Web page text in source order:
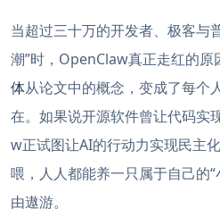
当超过三十万的开发者、极客与
潮”时，OpenClaw真正走红的原
体从论文中的概念，变成了每个
在。如果说开源软件曾让代码实
w正试图让AI的行动力实现民主
喂，人人都能养一只属于自己的
由遨游。